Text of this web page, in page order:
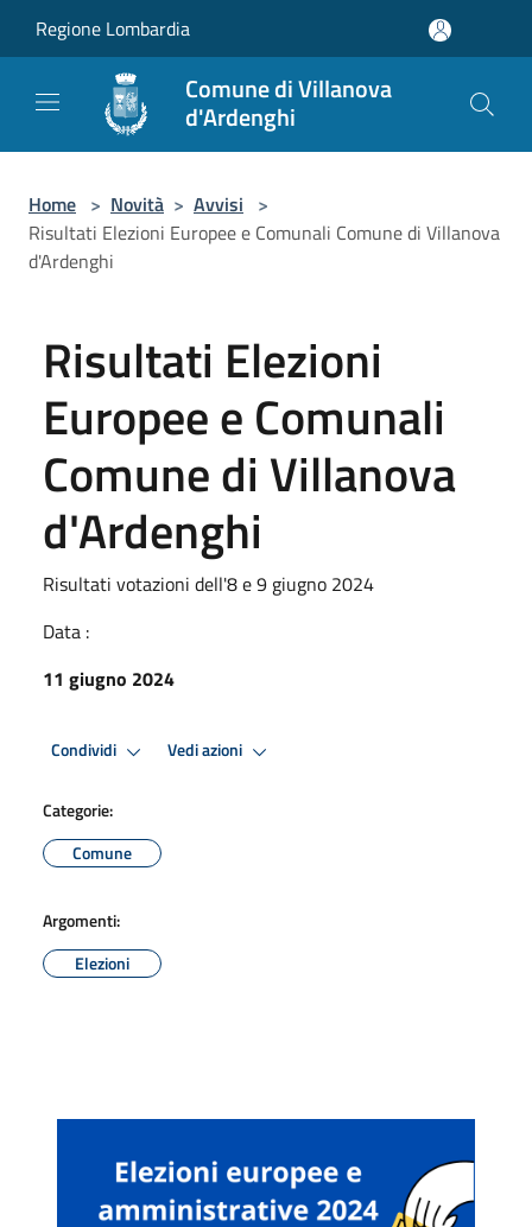
Regione Lombardia
Comune di Villanova
d'Ardenghi
Home > Novità > Avvisi >
Risultati Elezioni Europee e Comunali Comune di Villanova
d'Ardenghi
Risultati Elezioni
Europee e Comunali
Comune di Villanova
d'Ardenghi
Risultati votazioni dell'8 e 9 giugno 2024
Data :
11 giugno 2024
Condividi Vedi azioni
Categorie:
Comune
Argomenti:
Elezioni